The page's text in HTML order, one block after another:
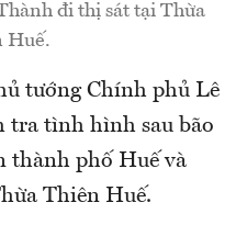
đi thị sát tại Thừa
Huế.
tướng Chính phủ Lê
tra tình hình sau bão
thành phố Huế và
Thiên Huế.